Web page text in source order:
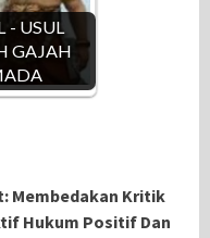
- USUL
GAJAH
Membedakan Kritik
Hukum Positif Dan